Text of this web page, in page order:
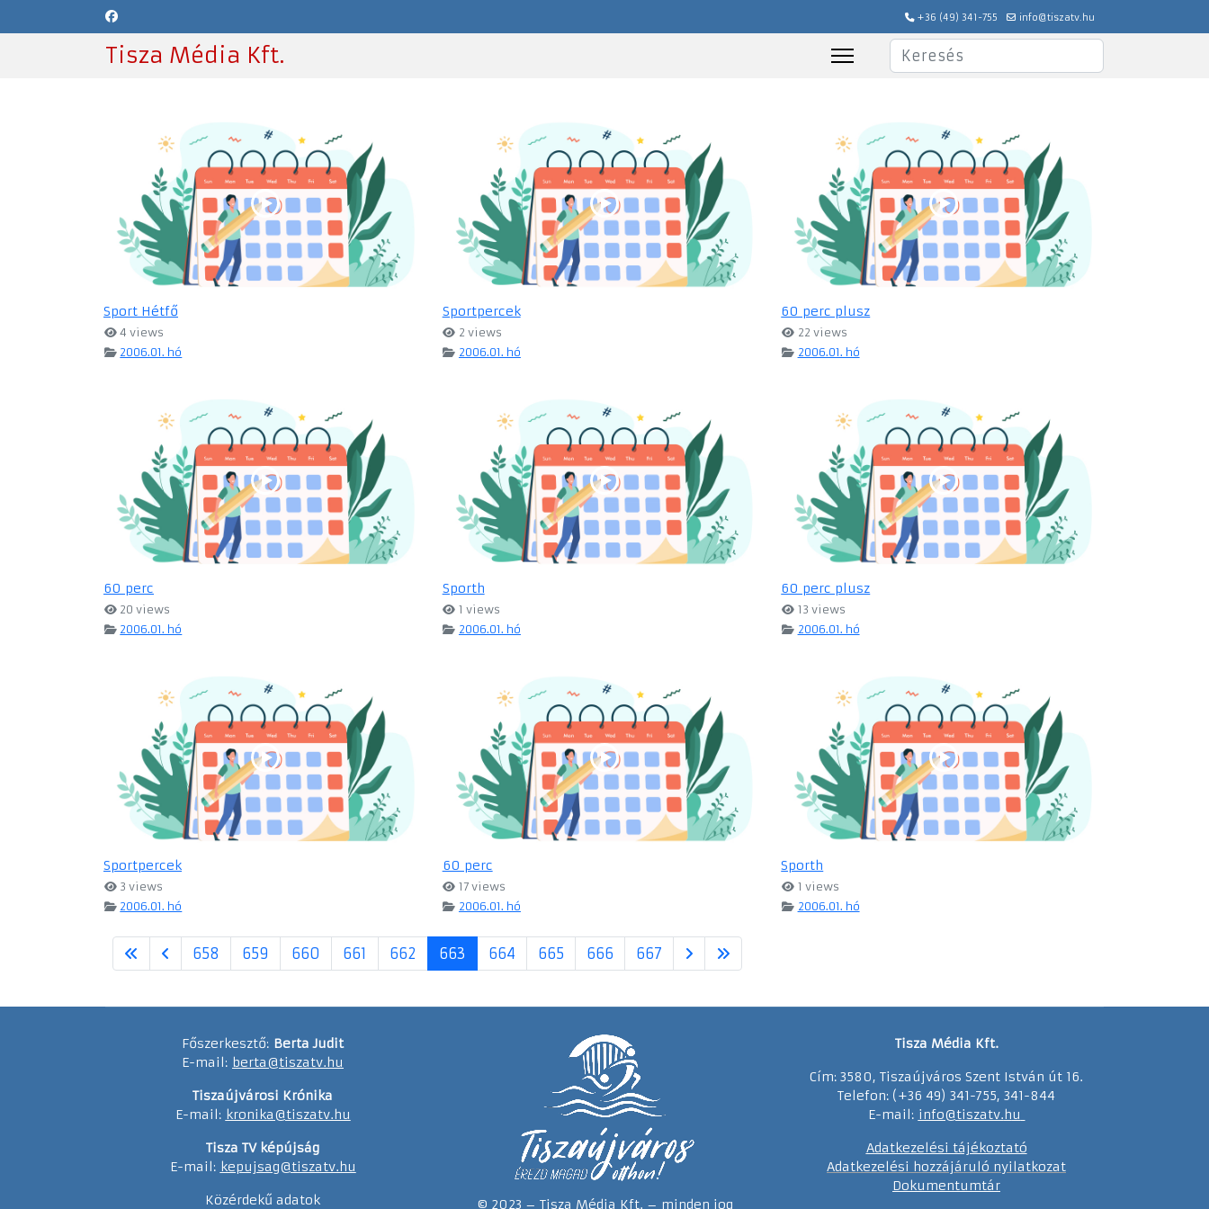
+36 (49) 341-755 info@tiszatv.hu
Tisza Média Kft. Keresés
Sport Hétfő
4 views
2006.01. hó
Sportpercek
2 views
2006.01. hó
60 perc plusz
22 views
2006.01. hó
60 perc
20 views
2006.01. hó
Sporth
1 views
2006.01. hó
60 perc plusz
13 views
2006.01. hó
Sportpercek
3 views
2006.01. hó
60 perc
17 views
2006.01. hó
Sporth
1 views
2006.01. hó
658 659 660 661 662 663 664 665 666 667
Főszerkesztő: Berta Judit
E-mail: berta@tiszatv.hu
Tiszaújvárosi Krónika
E-mail: kronika@tiszatv.hu
Tisza TV képújság
E-mail: kepujsag@tiszatv.hu
Közérdekű adatok © 2023 – Tisza Média Kft. – minden jog
Tisza Média Kft.
Cím: 3580, Tiszaújváros Szent István út 16.
Telefon: (+36 49) 341-755, 341-844
E-mail: info@tiszatv.hu
Adatkezelési tájékoztató
Adatkezelési hozzájáruló nyilatkozat
Dokumentumtár